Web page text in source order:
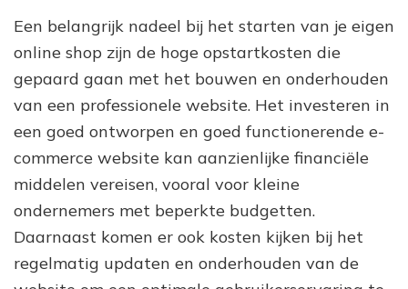
Een belangrijk nadeel bij het starten van je eigen
online shop zijn de hoge opstartkosten die
gepaard gaan met het bouwen en onderhouden
van een professionele website. Het investeren in
een goed ontworpen en goed functionerende e-
commerce website kan aanzienlijke financiële
middelen vereisen, vooral voor kleine
ondernemers met beperkte budgetten.
Daarnaast komen er ook kosten kijken bij het
regelmatig updaten en onderhouden van de